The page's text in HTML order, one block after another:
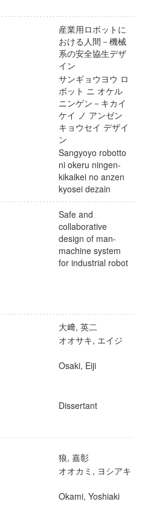
産業用ロボットに
おける人間－機械
系の安全協生デザ
イン
サンギョウヨウ ロ
ボット ニ オケル
ニンゲン－キカイ
ケイ ノ アンゼン
キョウセイ デザイ
ン
Sangyoyo robotto
ni okeru ningen-
kikaikei no anzen
kyosei dezain
Safe and
collaborative
design of man-
machine system
for industrial robot
大﨑, 英二
オオサキ, エイジ
Osaki, Eiji
Dissertant
狼, 嘉彰
オオカミ, ヨシアキ
Okami, Yoshiaki